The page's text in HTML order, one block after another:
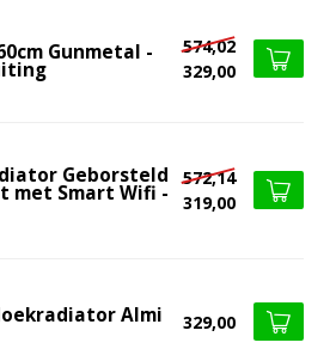
Gunmetal -
574,02
329,00
Geborsteld
met Smart Wifi -
572,14
319,00
Almi 329,00